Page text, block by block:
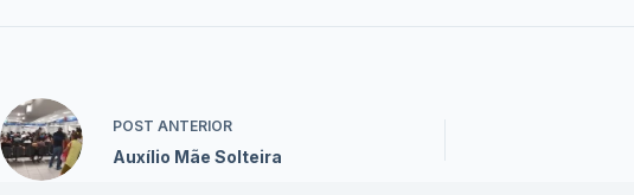
O Sistema de Valores a Receber (SVR) permite
consultar se você, sua empresa ou uma pessoa